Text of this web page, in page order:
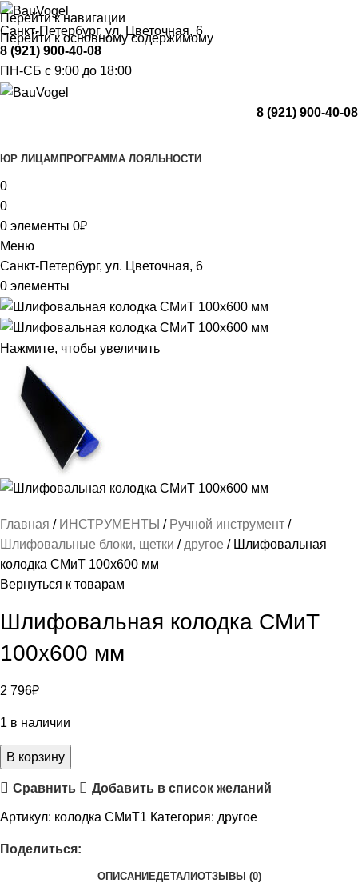
Перейти к навигации
Перейти к основному содержимому
Санкт-Петербург, ул. Цветочная, 6
8 (921) 900-40-08
ПН-СБ с 9:00 до 18:00
8 (921) 900-40-08
ЮР ЛИЦАМПРОГРАММА ЛОЯЛЬНОСТИ
0
0
0 элементы 0₽
Меню
Санкт-Петербург, ул. Цветочная, 6
0 элементы
Нажмите, чтобы увеличить
Главная ИНСТРУМЕНТЫ
Ручной инструмент
Шлифовальные блоки, щетки
другое
Шлифовальная
колодка СМиТ 100х600 мм
Вернуться к товарам
Шлифовальная колодка СМиТ
100х600 мм
2 796₽
1 в наличии
В корзину
Сравнить Добавить в список желаний
Артикул: колодка СМиТ1 Категория: другое
Поделиться:
ОПИСАНИЕДЕТАЛИОТЗЫВЫ (0)